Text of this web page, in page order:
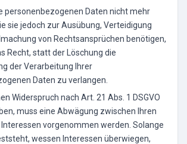
personenbezogenen Daten nicht mehr
sie jedoch zur Ausübung, Verteidigung
von Rechtsansprüchen benötigen,
Recht, statt der Löschung die
der Verarbeitung Ihrer
Daten zu verlangen.
Widerspruch nach Art. 21 Abs. 1 DSGVO
muss eine Abwägung zwischen Ihren
vorgenommen werden. Solange
wessen Interessen überwiegen,